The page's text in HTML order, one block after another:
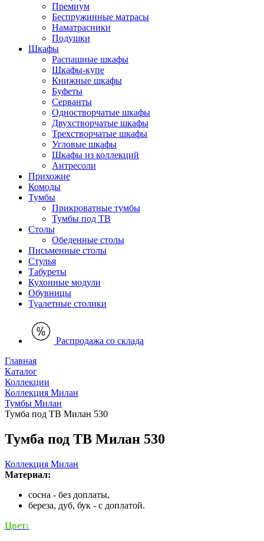
Премиум
Беспружинные матрасы
Наматрасники
Подушки
Шкафы
Распашные шкафы
Шкафы-купе
Книжные шкафы
Буфеты
Серванты
Одностворчатые шкафы
Двухстворчатые шкафы
Трехстворчатые шкафы
Угловые шкафы
Шкафы из коллекций
Антресоли
Прихожие
Комоды
Тумбы
Прикроватные тумбы
Тумбы под ТВ
Столы
Обеденные столы
Письменные столы
Стулья
Табуреты
Кухонные модули
Обувницы
Туалетные столики
Распродажа со склада
Главная
Каталог
Коллекции
Коллекция Милан
Тумбы Милан
Тумба под ТВ Милан 530
Тумба под ТВ Милан 530
Коллекция Милан
Материал:
сосна - без доплаты,
береза, дуб, бук - с доплатой.
Цвет: